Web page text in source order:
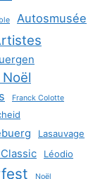
Autosmusée
Franck Colotte
Lasauvage
Léodio
Noël